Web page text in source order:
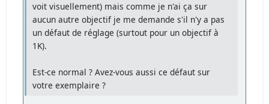
voit visuellement) mais comme je n'ai ça sur
aucun autre objectif je me demande s'il n'y a pas
un défaut de réglage (surtout pour un objectif à
1K).
Est-ce normal ? Avez-vous aussi ce défaut sur
votre exemplaire ?